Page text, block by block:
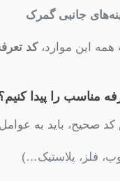
جانبی گمرک
همه این موارد،کد
مناسب را پیدا
صحیح، باید به
فلز، پلاستیک…)